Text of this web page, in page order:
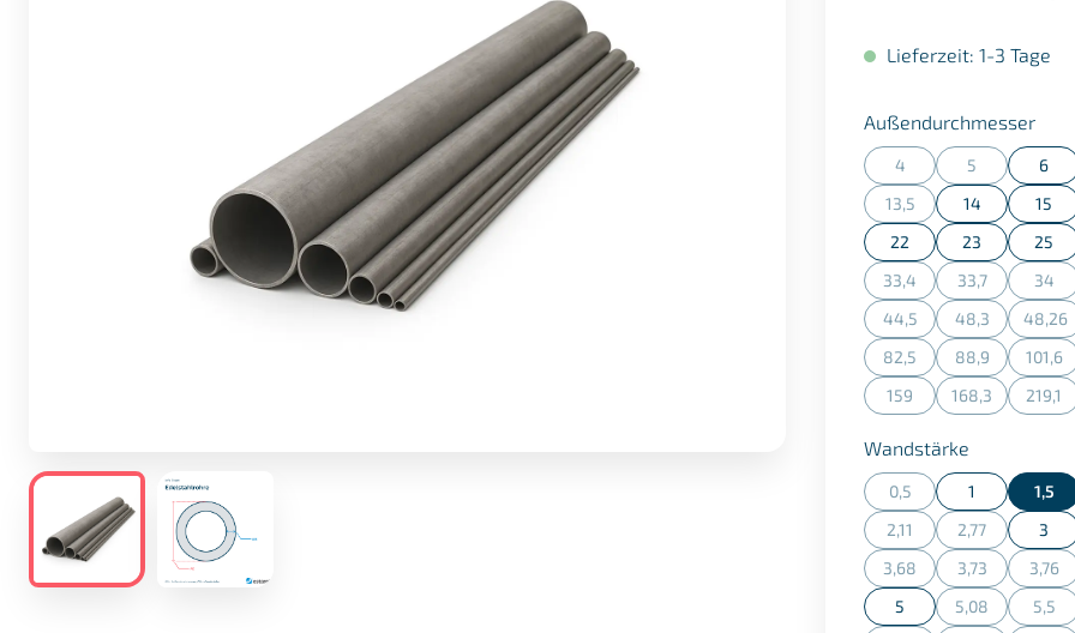
Lieferzeit: 1-3 Tage
Außendurchmesser
4
(Diese Option ist zurzeit
5
(Diese Option
6
13,5
(Diese Option ist zurzeit
14 15
22 23 25
33,4
(Diese Option ist zurzeit
33,7
(Diese Option
34
44,5
(Diese Option ist zurzeit
48,3
(Diese Option
48,26
82,5
(Diese Option ist zurzeit
88,9
(Diese Option
101,6
159
(Diese Option ist zurzeit
168,3
(Diese Option
219,1
Wandstärke
0,5
(Diese Option ist zurzeit
1 1,5
2,11
(Diese Option ist zurzeit
2,77
(Diese Option
3
3,68
(Diese Option ist zurzeit
3,73
(Diese Option
3,76
5 5,08
(Diese Option
5,5